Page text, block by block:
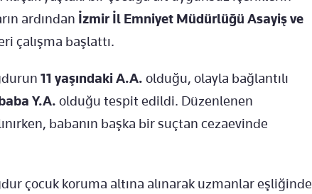
ardından İzmir İl Emniyet Müdürlüğü Asayiş ve
çalışma başlattı.
11 yaşındaki A.A. olduğu, olayla bağlantılı
Y.A. olduğu tespit edildi. Düzenlenen
babanın başka bir suçtan cezaevinde
çocuk koruma altına alınarak uzmanlar eşliğinde